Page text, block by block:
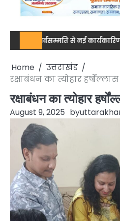
सर्वसम्मति से नई कार्यकारिणी का गठन
Home
उत्तराखंड
रक्षाबंधन का त्योहार
रक्षाबंधन का त्योहार
August 9, 2025 by